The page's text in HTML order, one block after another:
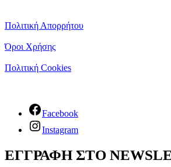
Πολιτική Απορρήτου
Όροι Χρήσης
Πολιτική Cookies
Facebook
Instagram
ΕΓΓΡΑΦΗ ΣΤΟ